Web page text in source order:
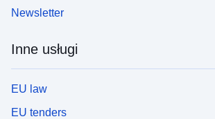
Newsletter
Inne usługi
EU law
EU tenders